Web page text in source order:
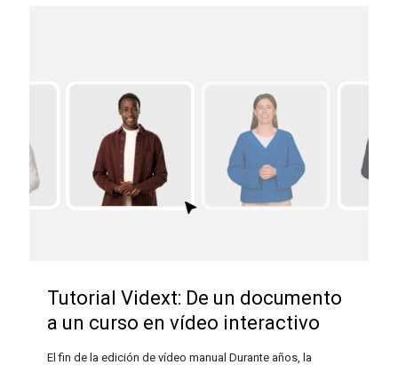
Tutorial Vidext: De un documento
a un curso en vídeo interactivo
El fin de la edición de vídeo manual Durante años, la